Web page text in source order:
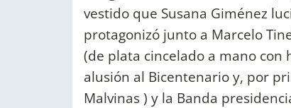
vestido que Susana Giménez
protagonizó junto a Marcelo
(de plata cincelado a mano
alusión al Bicentenario y, por
Malvinas ) y la Banda